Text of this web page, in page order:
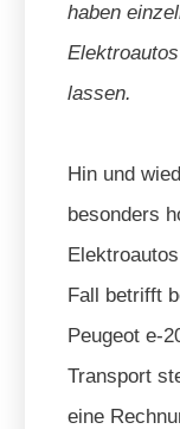
haben
lassen.
Hin und
besonders
Fall betrifft
Peugeot e-
Transport
eine